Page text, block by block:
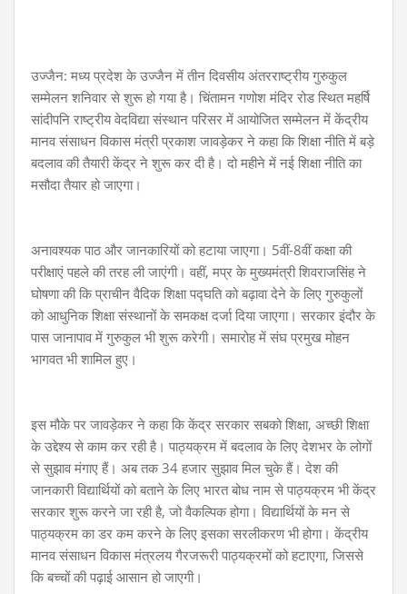
उज्जैन: मध्य प्रदेश के उज्जैन में तीन दिवसीय अंतरराष्ट्रीय गुरुकुल
सम्मेलन शनिवार से शुरू हो गया है। चिंतामन गणोश मंदिर रोड स्थित महर्षि
सांदीपनि राष्ट्रीय वेदविद्या संस्थान परिसर में आयोजित सम्मेलन में केंद्रीय
मानव संसाधन विकास मंत्री प्रकाश जावड़ेकर ने कहा कि शिक्षा नीति में बड़े
बदलाव की तैयारी केंद्र ने शुरू कर दी है। दो महीने में नई शिक्षा नीति का
मसौदा तैयार हो जाएगा।
अनावश्यक पाठ और जानकारियों को हटाया जाएगा। 5वीं-8वीं कक्षा की
परीक्षाएं पहले की तरह ली जाएंगी। वहीं, मप्र के मुख्यमंत्री शिवराजसिंह ने
घोषणा की कि प्राचीन वैदिक शिक्षा पद्घति को बढ़ावा देने के लिए गुरुकुलों
को आधुनिक शिक्षा संस्थानों के समकक्ष दर्जा दिया जाएगा। सरकार इंदौर के
पास जानापाव में गुरुकुल भी शुरू करेगी। समारोह में संघ प्रमुख मोहन
भागवत भी शामिल हुए।
इस मौके पर जावड़ेकर ने कहा कि केंद्र सरकार सबको शिक्षा, अच्छी शिक्षा
के उद्देश्य से काम कर रही है। पाठ्यक्रम में बदलाव के लिए देशभर के लोगों
से सुझाव मंगाए हैं। अब तक 34 हजार सुझाव मिल चुके हैं। देश की
जानकारी विद्यार्थियों को बताने के लिए भारत बोध नाम से पाठ्यक्रम भी केंद्र
सरकार शुरू करने जा रही है, जो वैकल्पिक होगा। विद्यार्थियों के मन से
पाठ्यक्रम का डर कम करने के लिए इसका सरलीकरण भी होगा। केंद्रीय
मानव संसाधन विकास मंत्रलय गैरजरूरी पाठ्यक्रमों को हटाएगा, जिससे
कि बच्चों की पढ़ाई आसान हो जाएगी।